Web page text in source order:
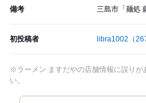
備考 三島市「麺処
初投稿者 libra1002 （
※ラーメン ますだやの店舗情報に誤りが
い。